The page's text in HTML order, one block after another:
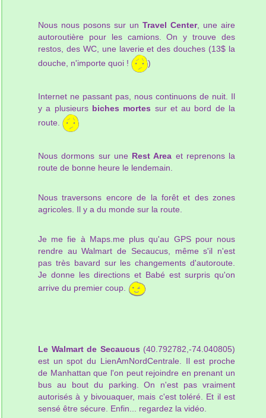
Nous nous posons sur un Travel Center, une aire
autoroutière pour les camions. On y trouve des
restos, des WC, une laverie et des douches (13$ la
douche, n'importe quoi !
)
Internet ne passant pas, nous continuons de nuit. Il
y a plusieurs biches mortes sur et au bord de la
route.
Nous dormons sur une Rest Area et reprenons la
route de bonne heure le lendemain.
Nous traversons encore de la forêt et des zones
agricoles. Il y a du monde sur la route.
Je me fie à Maps.me plus qu'au GPS pour nous
rendre au Walmart de Secaucus, même s'il n'est
pas très bavard sur les changements d'autoroute.
Je donne les directions et Babé est surpris qu'on
arrive du premier coup.
Le Walmart de Secaucus (40.792782,-74.040805)
est un spot du LienAmNordCentrale. Il est proche
de Manhattan que l'on peut rejoindre en prenant un
bus au bout du parking. On n'est pas vraiment
autorisés à y bivouaquer, mais c'est toléré. Et il est
sensé être sécure. Enfin... regardez la vidéo.